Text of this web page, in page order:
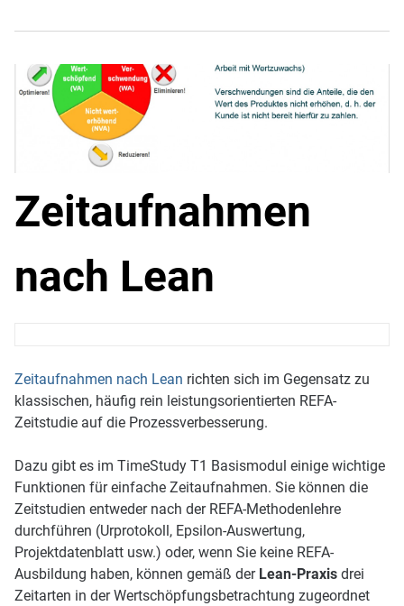
Zeitaufnahmen
nach Lean
Zeitaufnahmen nach Lean richten sich im Gegensatz zu
klassischen, häufig rein leistungsorientierten REFA-
Zeitstudie auf die Prozessverbesserung.
Dazu gibt es im TimeStudy T1 Basismodul einige wichtige
Funktionen für einfache Zeitaufnahmen. Sie können die
Zeitstudien entweder nach der REFA-Methodenlehre
durchführen (Urprotokoll, Epsilon-Auswertung,
Projektdatenblatt usw.) oder, wenn Sie keine REFA-
Ausbildung haben, können gemäß der Lean-Praxisdrei
Zeitarten in der Wertschöpfungsbetrachtung zugeordnet